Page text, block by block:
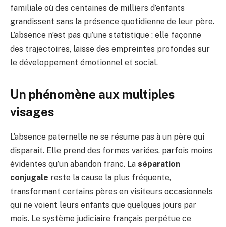
familiale où des centaines de milliers d’enfants
grandissent sans la présence quotidienne de leur père.
L’absence n’est pas qu’une statistique : elle façonne
des trajectoires, laisse des empreintes profondes sur
le développement émotionnel et social.
Un phénomène aux multiples
visages
L’absence paternelle ne se résume pas à un père qui
disparaît. Elle prend des formes variées, parfois moins
évidentes qu’un abandon franc. La séparation
conjugale reste la cause la plus fréquente,
transformant certains pères en visiteurs occasionnels
qui ne voient leurs enfants que quelques jours par
mois. Le système judiciaire français perpétue ce